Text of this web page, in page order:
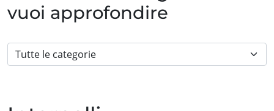
vuoi approfondire